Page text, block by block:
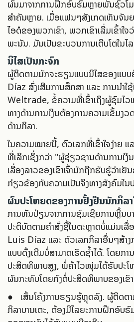
ຜົນມາຈາກການຝຶກອົບຮົມຫຼາຍພັນຊົ່ວໂ
ສຳຄັນຫຼາຍ. ເມື່ອແຟນໆສັງເກດເຫັນຈັນ
ໄອດໍຂອງພວກເຂົາ, ພວກເຂົາເລີ່ມເຂົ້າໃ
ພະນັນ. ມັນເປັນຂະບວນການເຕີບໂຕໃນໄ
ນິໄສເປັນກະຈົກ
ຜູ້ຕິດຕາມມັກຈະຮຽນແບບນິໄສຂອງແບບ
Díaz ສົ່ງເສີມການສຶກສາ ແລະ ການນຳໃ
Weltrade, ຂໍ້ຄວາມທີ່ເຂົ້າເຖິງຜູ້ຊົມໄ
ທາງດ້ານການເງິນຕ້ອງການຄວາມເຂັ້ມງ
ດ້ານກິລາ.
ໃນຄວາມໝາຍນີ້, ຕົວເລກທີ່ເຂົ້າໃຈງ່າຍ
ທີ່ເລິກເຊິ່ງກວ່າ "ຜູ້ຊ່ຽວຊານດ້ານການເງິ
ເລື່ອງລາວຂອງເຂົາເຈົ້າມັກຖືກຮັບຮູ້ວ່າເ
ກ່ຽວຂ້ອງກັບຄວາມເປັນຈິງທາງສັງຄົມໃນ
ຜົນປະໂຫຍດຂອງການຢັ້ງຢືນນັກກິລາ
ການຫັນປ່ຽນຈາກການຊົມເຊີຍການຫຼີ້ນບ
ປະຕິບັດຕາມຄຳສັ່ງຊື້ໃນຕະຫຼາດບໍ່ແມ່ນເ
Luis Díaz ແລະ ຕົວເລກກິລາອື່ນໆສ້າງ
ແບບດັ້ງເດີມບໍ່ສາມາດເຮັດຊ້ຳໄດ້. ໂດຍກ
ປະສິດທິພາບສູງ, ພໍ່ຄ້າໄວໜຸ່ມໄດ້ຮັບປະໂ
ຜົນກະທົບໂດຍກົງຕໍ່ປະສິດທິພາບຂອງເຂົາ
● ເສັ້ນໂຄ້ງການຮຽນຮູ້ຫຼຸດລົງ. ຜູ້ຕິດຕ
ກິລາບານເຕະ, ຕ້ອງມີໄລຍະການຝຶກອົບ